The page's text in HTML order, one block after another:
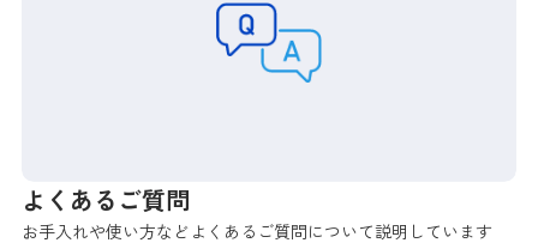
よくあるご質問
お手入れや使い方などよくあるご質問について説明しています